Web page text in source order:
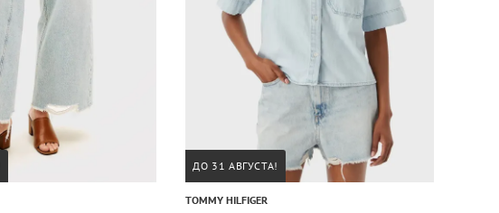
ДО 31 АВГУСТА!
TOMMY HILFIGER